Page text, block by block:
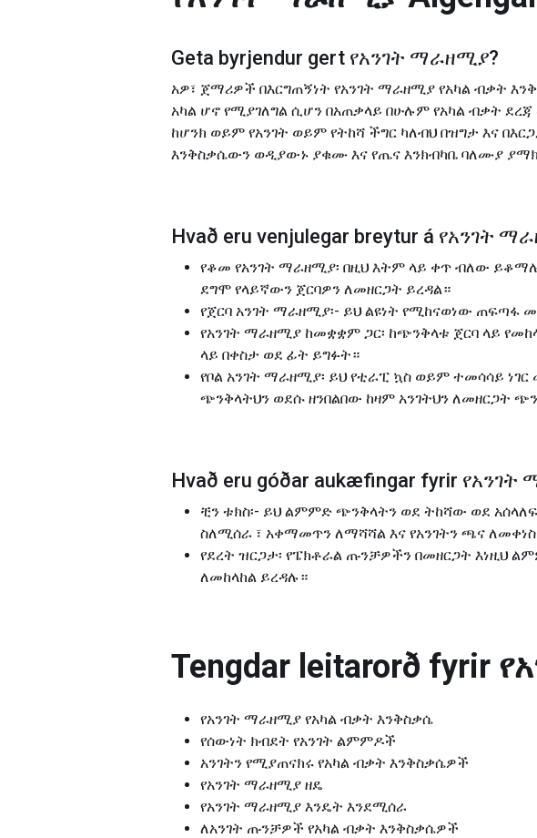
Geta byrjendur gert የአንገት ማራዘሚያ?
አዎ፣ ጀማሪዎች በእርግጠኝነት የአንገት ማራዘሚያ የአካል ብቃት
አካል ሆኖ የሚያገለግል ሲሆን በአጠቃላይ በሁሉም የአካል ብቃት
ከሆንክ ወይም የአንገት ወይም የትከሻ ችግር ካለብህ በዝግታ እና
እንቅስቃሴውን ወዲያውኑ ያቁሙ እና የጤና እንክብካቤ ባለሙያ
Hvað eru venjulegar breytur á የአንገት
የቆመ የአንገት ማራዘሚያ፡ በዚህ እትም ላይ ቀጥ ብለው
ደግሞ የላይኛውን ጀርባዎን ለመዘርጋት ይረዳል።
የጀርባ አንገት ማራዘሚያ፡- ይህ ልዩነት የሚከናወነው
የአንገት ማራዘሚያ ከመቋቋም ጋር፡ ከጭንቅላቱ ጀርባ ላይ
ላይ በቀስታ ወደ ፊት ይግፉት።
የቦል አንገት ማራዘሚያ፡ ይህ የቲራፒ ኳስ ወይም ተመሳሳይ
ጭንቅላትህን ወደሱ ዘንበልበው ከዛም አንገትህን ለመዘርጋት
Hvað eru góðar aukæfingar fyrir የአንገት
ቺን ቱክስ፡- ይህ ልምምድ ጭንቅላትን ወደ ትከሻው ወደ
ስለሚሰራ ፣ አቀማመጥን ለማሻሻል እና የአንገትን ጫና ለመቀነስ
የደረት ዝርጋታ፡ የፔክቶራል ጡንቻዎችን በመዘርጋት እነዚህ
ለመከላከል ይረዳሉ።
Tengdar leitarorð fyrir
የአንገት ማራዘሚያ የአካል ብቃት እንቅስቃሴ
የሰውነት ክብደት የአንገት ልምምዶች
አንገትን የሚያጠናክሩ የአካል ብቃት እንቅስቃሴዎች
የአንገት ማራዘሚያ ዘዴ
የአንገት ማራዘሚያ እንዴት እንደሚሰራ
ለአንገት ጡንቻዎች የአካል ብቃት እንቅስቃሴዎች